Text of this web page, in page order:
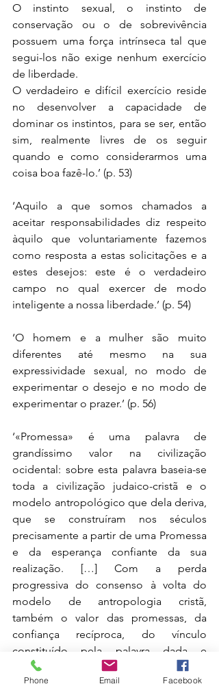
O instinto sexual, o instinto de
conservação ou o de sobrevivência
possuem uma força intrínseca tal que
segui-los não exige nenhum exercício
de liberdade.
O verdadeiro e difícil exercício reside
no desenvolver a capacidade de
dominar os instintos, para se ser, então
sim, realmente livres de os seguir
quando e como considerarmos uma
coisa boa fazê-lo.’ (p. 53)
‘Aquilo a que somos chamados a
aceitar responsabilidades diz respeito
àquilo que voluntariamente fazemos
como resposta a estas solicitações e a
estes desejos: este é o verdadeiro
campo no qual exercer de modo
inteligente a nossa liberdade.’ (p. 54)
‘O homem e a mulher são muito
diferentes até mesmo na sua
expressividade sexual, no modo de
experimentar o desejo e no modo de
experimentar o prazer.’ (p. 56)
‘«Promessa» é uma palavra de
grandíssimo valor na civilização
ocidental: sobre esta palavra baseia-se
toda a civilização judaico-cristã e o
modelo antropológico que dela deriva,
que se construíram nos séculos
precisamente a partir de uma Promessa
e da esperança confiante da sua
realização. […] Com a perda
progressiva do consenso à volta do
modelo de antropologia cristã,
também o valor das promessas, da
confiança recíproca, do vínculo
constituído pela palavra dada e
recebida foram-se extinguindo e
perdendo peso: o valor da promessa
Phone Email Facebook